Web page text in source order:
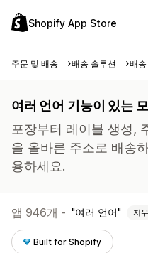
Shopify App Store
주문 및 배송 배송 솔루션 배송
여러 언어 기능이 있는
포장부터 레이블 생성,
을 올바른 주소로 배송
용하세요.
앱 946개 - 여러 언어 지
Built for Shopify